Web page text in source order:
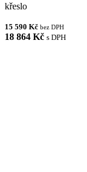
křeslo
15 590 Kč bez DPH
18 864 Kč s DPH